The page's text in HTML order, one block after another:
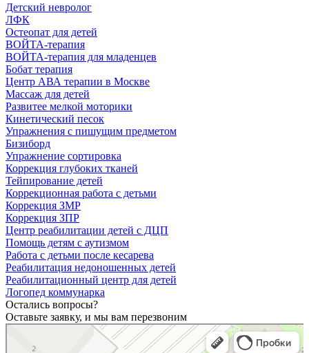
Детский невролог
ЛФК
Остеопат для детей
ВОЙТА-терапия
ВОЙТА-терапия для младенцев
Бобат терапия
Центр АВА терапии в Москве
Массаж для детей
Развитее мелкой моторики
Кинетический песок
Упражнения с пишущим предметом
Бизиборд
Упражнение сортировка
Коррекция глубоких тканей
Тейпирование детей
Коррекционная работа с детьми
Коррекция ЗМР
Коррекция ЗПР
Центр реабилитации детей с ДЦП
Помощь детям с аутизмом
Работа с детьми после кесарева
Реабилитация недоношенных детей
Реабилитационный центр для детей
Логопед коммунарка
Остались вопросы?
Оставьте заявку, и мы вам перезвоним
Ступеньки
Медицинская реабилитация в Москве
Детская поликлиника в Москве